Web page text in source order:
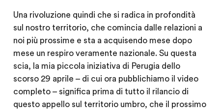
Una rivoluzione quindi che si radica in profondità
sul nostro territorio, che comincia dalle relazioni a
noi più prossime e sta a acquisendo mese dopo
mese un respiro veramente nazionale. Su questa
scia, la mia piccola iniziativa di Perugia dello
scorso 29 aprile – di cui ora pubblichiamo il video
completo – significa prima di tutto il rilancio di
questo appello sul territorio umbro, che il prossimo